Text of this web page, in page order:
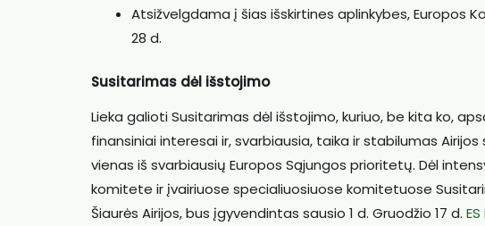
Atsižvelgdama į šias išskirtines aplinkybes, Europos
28 d.
Susitarimas dėl išstojimo
Lieka galioti Susitarimas dėl išstojimo, kuriuo, be kita ko,
finansiniai interesai ir, svarbiausia, taika ir stabilumas
vienas iš svarbiausių Europos Sąjungos prioritetų. Dėl
komitete ir įvairiuose specialiuosiuose komitetuose
Šiaurės Airijos, bus įgyvendintas sausio 1 d. Gruodžio 17 d.